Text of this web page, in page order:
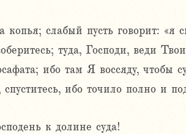
слабый пусть говорит: «я
туда, Господи, веди
ибо там Я воссяду, чтобы
ибо точило полно и
к долине суда!